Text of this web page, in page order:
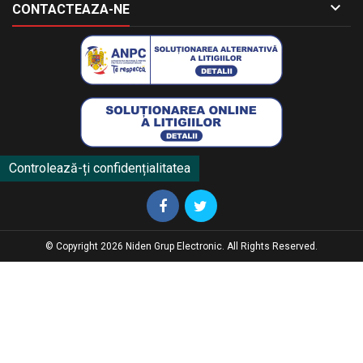
CONTACTEAZA-NE 
Controlează-ți confidențialitatea
© Copyright 2026 Niden Grup Electronic. All Rights Reserved.